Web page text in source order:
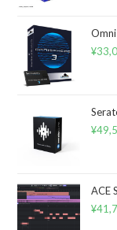
¥
¥
ACE
¥